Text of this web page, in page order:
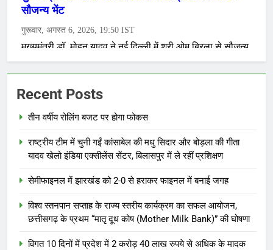
Recent Posts
तीन वर्षीय रोलिंग बजट पर होगा फोकस
राष्ट्रीय टीम में चुनी गईं कांसाबेल की मधु सिदार और बोड़ला की गीता
यादव खेलो इंडिया एक्सीलेंस सेंटर, बिलासपुर में ले रहीं प्रशिक्षण
सेमीफाइनल में झारखंड को 2-0 से हराकर फाइनल में बनाई जगह
विश्व स्तनपान सप्ताह के राज्य स्तरीय कार्यक्रम का सफल आयोजन,
छत्तीसगढ़ के प्रथम “मातृ दूध कोष (Mother Milk Bank)” की घोषणा
विगत 10 दिनों में प्रदेश में 2 करोड़ 40 लाख रुपये से अधिक के मादक